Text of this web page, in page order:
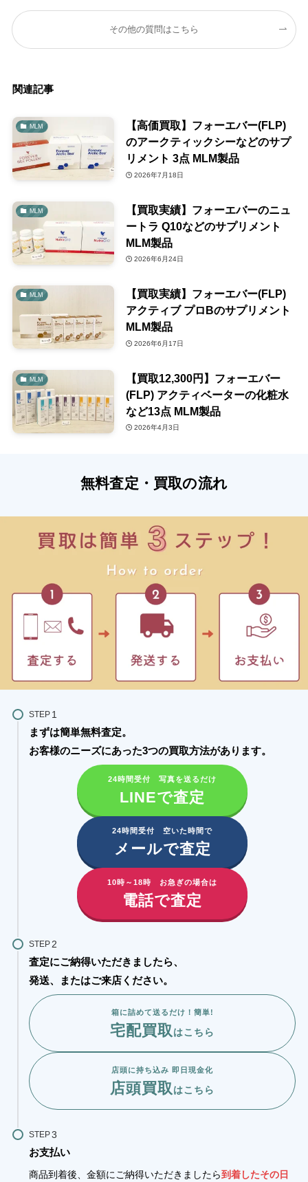
その他の質問はこちら
関連記事
MLM
【高価買取】フォーエバー(FLP)
のアークティックシーなどのサプ
リメント 3点 MLM製品
2026年7月18日
MLM
【買取実績】フォーエバーのニュ
ートラ Q10などのサプリメント
MLM製品
2026年6月24日
MLM
【買取実績】フォーエバー(FLP)
アクティブ プロBのサプリメント
MLM製品
2026年6月17日
MLM
【買取12,300円】フォーエバー
(FLP) アクティベーターの化粧水
など13点 MLM製品
2026年4月3日
無料査定・買取の流れ
STEP
まずは簡単無料査定。
お客様のニーズにあった3つの買取方法があります。​
24時間受付 写真を送るだけ
LINEで査定
24時間受付 空いた時間で
メールで査定
10時～18時 お急ぎの場合は
電話で査定
STEP
査定にご納得いただきましたら、
発送、またはご来店ください。
箱に詰めて送るだけ！簡単!
宅配買取 はこちら
店頭に持ち込み 即日現金化
店頭買取 はこちら
STEP
お支払い
商品到着後、金額にご納得いただきましたら到着したその日